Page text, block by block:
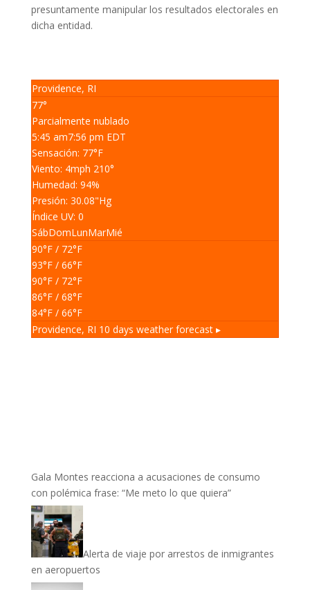
presuntamente manipular los resultados electorales en
dicha entidad.
Providence, RI
77°
Parcialmente nublado
5:45 am7:56 pm EDT
Sensación: 77°F
Viento: 4mph 210°
Humedad: 94%
Presión: 30.08"Hg
Índice UV: 0
SábDomLunMarMié
90°F/ 72°F
93°F/ 66°F
90°F/ 72°F
86°F/ 68°F
84°F/ 66°F
Providence, RI 10 days weather forecast ▸
Gala Montes reacciona a acusaciones de consumo
con polémica frase: “Me meto lo que quiera”
Alerta de viaje por arrestos de inmigrantes
en aeropuertos